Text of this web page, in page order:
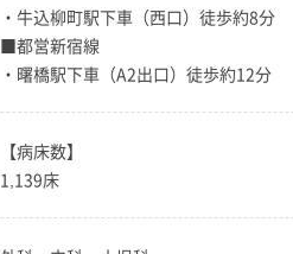
・牛込柳町駅下車（西口）徒歩約8分
■都営新宿線
・曙橋駅下車（A2出口）徒歩約12分
【病床数】
1,139床